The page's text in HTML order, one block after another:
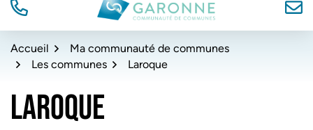
navigation
de TÉL. Convergence Garonne
Accueil
Ma communauté de communes
Les communes
Laroque
LAROQUE